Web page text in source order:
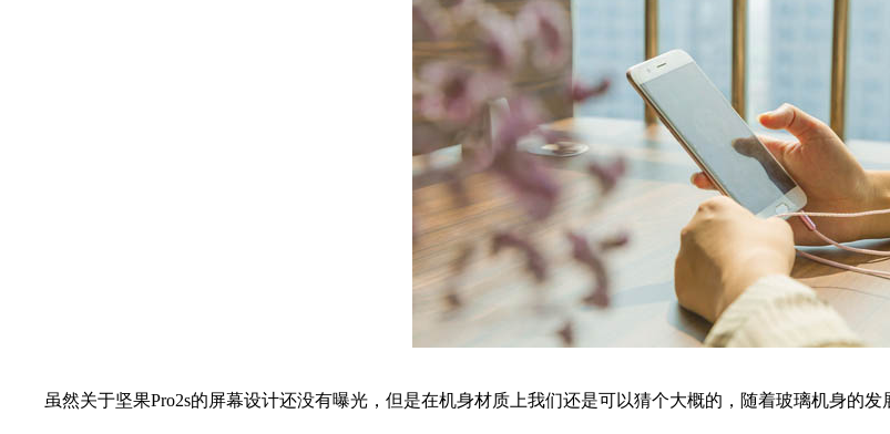
虽然关于坚果Pro2s的屏幕设计还没有曝光，但是在机身材质上我们还是可以猜个大概的，随着玻璃机身的发